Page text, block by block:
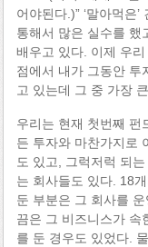
어야된다.)” ‘말아먹은
통해서 많은 실수를 했
배우고 있다. 이제 우
점에서 내가 그동안 투
고 있는데 그 중 가장
우리는 현재 첫번째 펀
든 투자와 마찬가지로
도 있고, 그럭저럭 되
는 회사들도 있다. 18
둔 부분은 그 회사를
끔은 그 비즈니스가 속
를 둔 경우도 있었다.